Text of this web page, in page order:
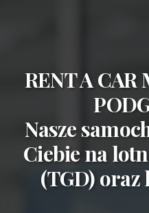
RENT A CAR
Nasze
Ciebie na
(TGD) oraz